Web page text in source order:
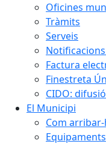
Oficines
Tràmits
Serveis
Factura
Finestreta
CIDO:
El Municipi
Com
Equipaments